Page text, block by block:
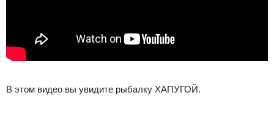
В этом видео вы увидите рыбалку ХАПУГОЙ.